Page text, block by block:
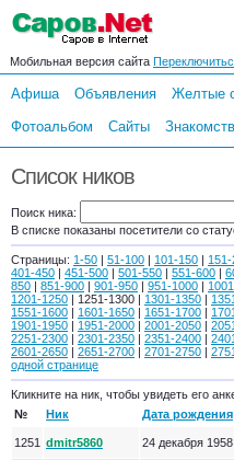
Мобильная версия сайта
Афиша Объявления Желтые
Фотоальбом
Сайты
Список ников
Поиск ника:
В списке показаны посетители со
Страницы: 1-50 | 51-100 | 101-150 |
401-450 | 451-500 | 501-550 | 551-600 |
850 | 851-900 | 901-950 | 951-1000 |
1201-1250 | 1251-1300 | 1301-1350 |
1551-1600 | 1601-1650 | 1651-1700 |
1901-1950 | 1951-2000 | 2001-2050 |
2251-2300 | 2301-2350 | 2351-2400 |
2601-2650 | 2651-2700 | 2701-2750 |
одной странице
Кликните на ник, чтобы увидеть его
№
Ник Дата рождения
1251 dmitr5860 24 декабря 1958